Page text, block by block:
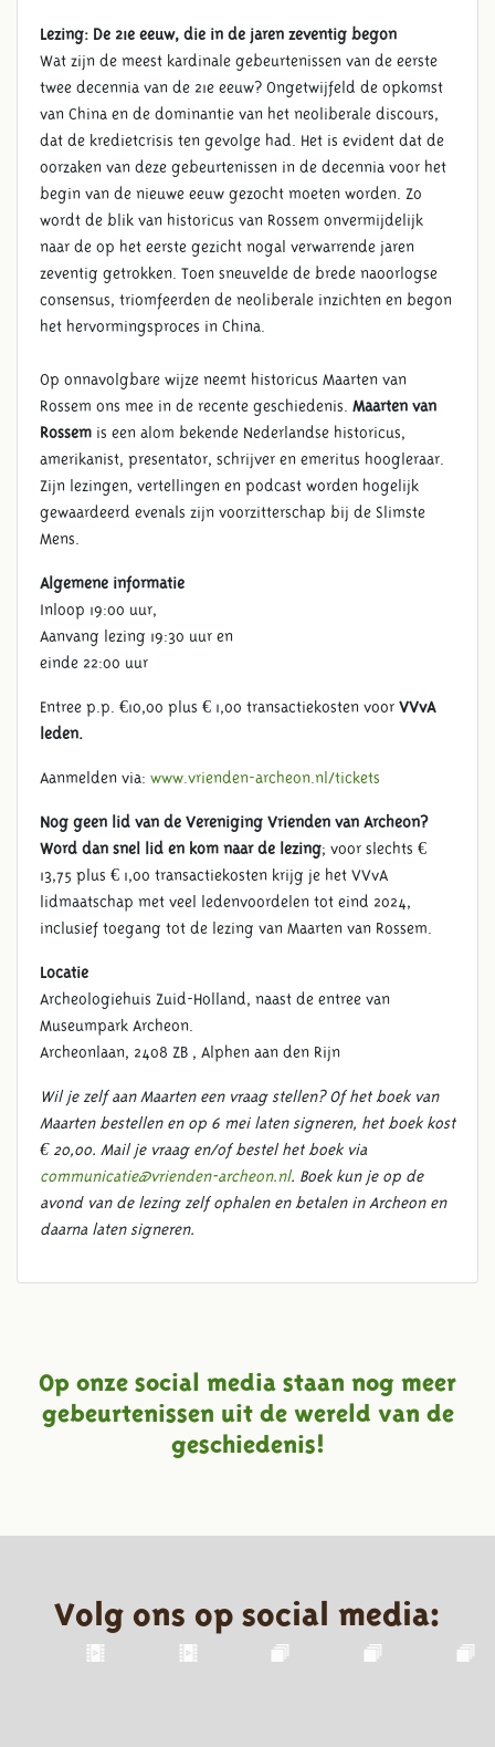
Lezing: De 21e eeuw, die in de jaren zeventig begon
Wat zijn de meest kardinale gebeurtenissen van de eerste
twee decennia van de 21e eeuw? Ongetwijfeld de opkomst
van China en de dominantie van het neoliberale discours,
dat de kredietcrisis ten gevolge had. Het is evident dat de
oorzaken van deze gebeurtenissen in de decennia voor het
begin van de nieuwe eeuw gezocht moeten worden. Zo
wordt de blik van historicus van Rossem onvermijdelijk
naar de op het eerste gezicht nogal verwarrende jaren
zeventig getrokken. Toen sneuvelde de brede naoorlogse
consensus, triomfeerden de neoliberale inzichten en begon
het hervormingsproces in China.
Op onnavolgbare wijze neemt historicus Maarten van
Rossem ons mee in de recente geschiedenis. Maarten van
Rossem is een alom bekende Nederlandse historicus,
amerikanist, presentator, schrijver en emeritus hoogleraar.
Zijn lezingen, vertellingen en podcast worden hogelijk
gewaardeerd evenals zijn voorzitterschap bij de Slimste
Mens.
Algemene informatie
Inloop 19:00 uur,
Aanvang lezing 19:30 uur en
einde 22:00 uur
Entree p.p. €10,00 plus € 1,00 transactiekosten voor VVvA
leden.
Aanmelden via: www.vrienden-archeon.nl/tickets
Nog geen lid van de Vereniging Vrienden van Archeon?
Word dan snel lid en kom naar de lezing; voor slechts €
13,75 plus € 1,00 transactiekosten krijg je het VVvA
lidmaatschap met veel ledenvoordelen tot eind 2024,
inclusief toegang tot de lezing van Maarten van Rossem.
Locatie
Archeologiehuis Zuid-Holland, naast de entree van
Museumpark Archeon.
Archeonlaan, 2408 ZB , Alphen aan den Rijn
Wil je zelf aan Maarten een vraag stellen? Of het boek van
Maarten bestellen en op 6 mei laten signeren, het boek kost
€ 20,00. Mail je vraag en/of bestel het boek via
communicatie@vrienden-archeon.nl. Boek kun je op de
avond van de lezing zelf ophalen en betalen in Archeon en
daarna laten signeren.
Op onze social media staan nog meer
gebeurtenissen uit de wereld van de
geschiedenis!
Volg ons op social media: